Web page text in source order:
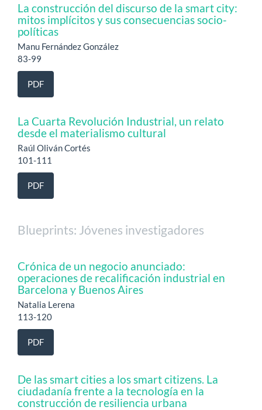
La construcción del discurso de la smart city:
mitos implícitos y sus consecuencias socio-
políticas
Manu Fernández González
83-99
PDF
La Cuarta Revolución Industrial, un relato
desde el materialismo cultural
Raúl Oliván Cortés
101-111
PDF
Blueprints: Jóvenes investigadores
Crónica de un negocio anunciado:
operaciones de recalificación industrial en
Barcelona y Buenos Aires
Natalia Lerena
113-120
PDF
De las smart cities a los smart citizens. La
ciudadanía frente a la tecnología en la
construcción de resiliencia urbana